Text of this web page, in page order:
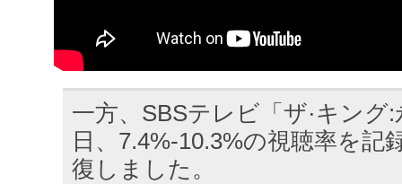
一方、SBSテレビ「ザ·キング
日、7.4%-10.3%の視聴率を記
復しました。